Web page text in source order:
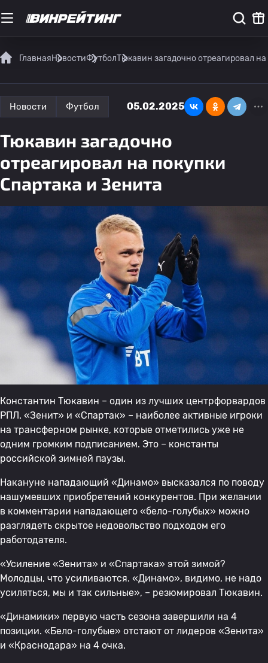
ГлавнаяНовостиФутболТюкавин загадочно отреагировал
Новости Футбол 05.02.2025
Тюкавин загадочно
отреагировал на покупки
Спартака и Зенита
Константин Тюкавин – один из лучших центрфорвардов
РПЛ. «Зенит» и «Спартак» – наиболее активные игроки
на трансферном рынке, которые отметились уже не
одним громким подписанием. Это – константы
российской зимней паузы.
Накануне нападающий «Динамо» высказался по поводу
нашумевших приобретений конкурентов. При желании
в комментарии нападающего «бело-голубых» можно
разглядеть скрытое недовольство подходом его
работодателя.
«Усиление «Зенита» и «Спартака» этой зимой?
Молодцы, что усиливаются. «Динамо», видимо, не надо
усиляться, мы и так сильные», – резюмировал Тюкавин.
«Динамики» первую часть сезона завершили на 4
позиции. «Бело-голубые» отстают от лидеров «Зенита»
и «Краснодара» на 4 очка.